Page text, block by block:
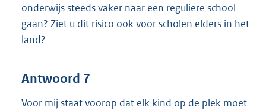
onderwijs steeds vaker naar een reguliere school
gaan? Ziet u dit risico ook voor scholen elders in het
land?
Antwoord 7
Voor mij staat voorop dat elk kind op de plek moet